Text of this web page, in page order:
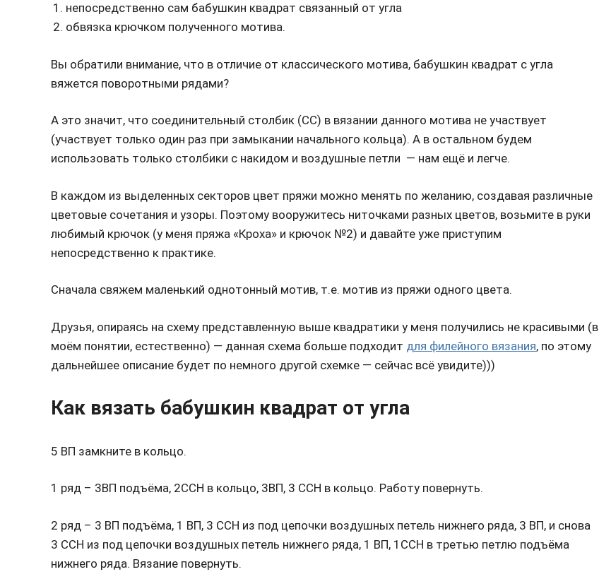
непосредственно сам бабушкин квадрат связанный от угла
обвязка крючком полученного мотива.
Вы обратили внимание, что в отличие от классического мотива, бабушкин квадрат с угла
вяжется поворотными рядами?
А это значит, что соединительный столбик (СС) в вязании данного мотива не участвует
(участвует только один раз при замыкании начального кольца). А в остальном будем
использовать только столбики с накидом и воздушные петли — нам ещё и легче.
В каждом из выделенных секторов цвет пряжи можно менять по желанию, создавая различные
цветовые сочетания и узоры. Поэтому вооружитесь ниточками разных цветов, возьмите в руки
любимый крючок (у меня пряжа «Кроха» и крючок №2) и давайте уже приступим
непосредственно к практике.
Сначала свяжем маленький однотонный мотив, т.е. мотив из пряжи одного цвета.
Друзья, опираясь на схему представленную выше квадратики у меня получились не красивыми (в
моём понятии, естественно) — данная схема больше подходит для филейного вязания, по этому
дальнейшее описание будет по немного другой схемке — сейчас всё увидите)))
Как вязать бабушкин квадрат от угла
5 ВП замкните в кольцо.
1 ряд – 3ВП подъёма, 2ССН в кольцо, 3ВП, 3 ССН в кольцо. Работу повернуть.
2 ряд – 3 ВП подъёма, 1 ВП, 3 ССН из под цепочки воздушных петель нижнего ряда, 3 ВП, и снова
3 ССН из под цепочки воздушных петель нижнего ряда, 1 ВП, 1ССН в третью петлю подъёма
нижнего ряда. Вязание повернуть.